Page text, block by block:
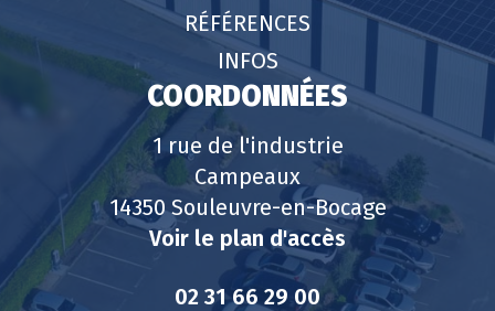
RÉFÉRENCES
INFOS
COORDONNÉES
1 rue de l'industrie
Campeaux
14350 Souleuvre-en-Bocage
Voir le plan d'accès
02 31 66 29 00